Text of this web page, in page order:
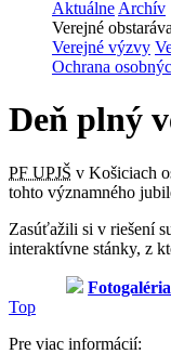
Aktuálne Archív
Verejné
Verejné výzvy
Ochrana
Deň plný
PF UPJŠ v Košiciach
tohto významného
Zasúťažili si v riešení
interaktívne stánky, z
Fotogaléria
Top
Pre viac informácií: